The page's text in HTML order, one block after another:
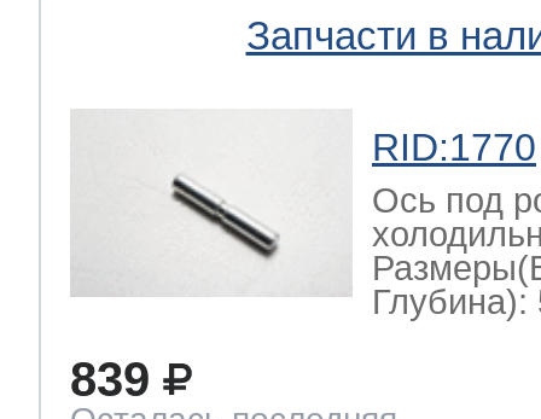
Запчасти в
RID:1770
Ось под
Глубина):
839